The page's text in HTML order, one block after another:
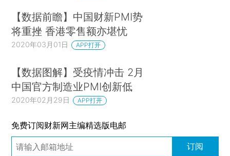
【数据前瞻】中国财新PMI势
将重挫 香港零售额亦堪忧
2020年03月01日 APP打开
【数据图解】受疫情冲击 2月
中国官方制造业PMI创新低
2020年02月29日 APP打开
免费订阅财新网主编精选版电邮
订阅